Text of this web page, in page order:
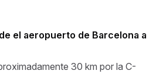
el aeropuerto de Barcelona a
30 km por la C-